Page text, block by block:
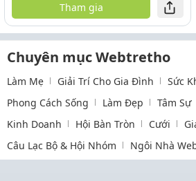
Tham gia
Chuyên mục Webtretho
Làm Mẹ Giải Trí Cho Gia Đình
Sức
Phong Cách Sống
Làm Đẹp Tâm Sự
Kinh Doanh
Hội Bàn Tròn Cưới
Câu Lạc Bộ & Hội Nhóm
Ngôi Nhà